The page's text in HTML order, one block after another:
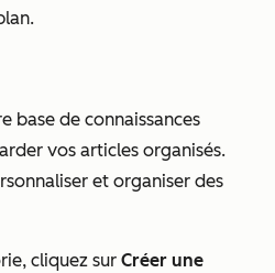
base de connaissances
vos articles organisés.
et organiser des
cliquez sur Créer une